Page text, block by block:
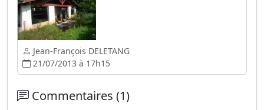
Jean-François DELETANG
21/07/2013 à 17h15
Commentaires (1)